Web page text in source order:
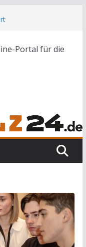
zu
Böllern erwischt
Portal für die